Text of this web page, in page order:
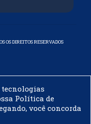
OS DIREITOS RESERVADOS
Política de
você concorda